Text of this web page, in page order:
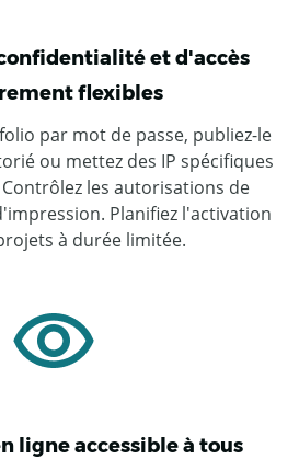
et d'accès
flexibles
par mot de passe, publiez-le
ou mettez des IP spécifiques
les autorisations de
Planifiez l'activation
à durée limitée.
ligne accessible à tous